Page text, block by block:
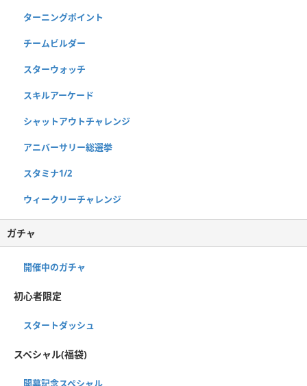
ターニングポイント
チームビルダー
スターウォッチ
スキルアーケード
シャットアウトチャレンジ
アニバーサリー総選挙
スタミナ1/2
ウィークリーチャレンジ
ガチャ
開催中のガチャ
初心者限定
スタートダッシュ
スペシャル(福袋)
開幕記念スペシャル